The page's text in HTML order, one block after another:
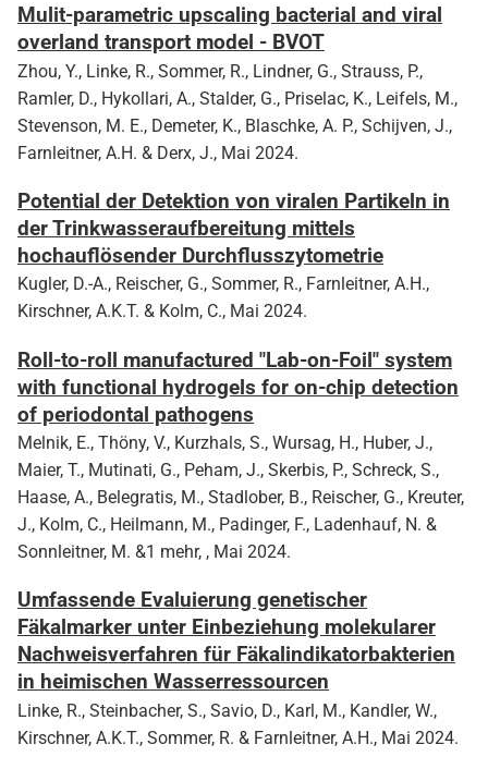
Mulit-parametric upscaling bacterial and viral
overland transport model - BVOT
Zhou, Y., Linke, R., Sommer, R., Lindner, G., Strauss, P.,
Ramler, D., Hykollari, A., Stalder, G., Priselac, K., Leifels, M.,
Stevenson, M. E., Demeter, K., Blaschke, A. P., Schijven, J.,
Farnleitner, A.H. & Derx, J., Mai 2024.
Potential der Detektion von viralen Partikeln in
der Trinkwasseraufbereitung mittels
hochauflösender Durchflusszytometrie
Kugler, D.-A., Reischer, G., Sommer, R., Farnleitner, A.H.,
Kirschner, A.K.T. & Kolm, C., Mai 2024.
Roll-to-roll manufactured "Lab-on-Foil" system
with functional hydrogels for on-chip detection
of periodontal pathogens
Melnik, E., Thöny, V., Kurzhals, S., Wursag, H., Huber, J.,
Maier, T., Mutinati, G., Peham, J., Skerbis, P., Schreck, S.,
Haase, A., Belegratis, M., Stadlober, B., Reischer, G., Kreuter,
J., Kolm, C., Heilmann, M., Padinger, F., Ladenhauf, N. &
Sonnleitner, M. &1 mehr, , Mai 2024.
Umfassende Evaluierung genetischer
Fäkalmarker unter Einbeziehung molekularer
Nachweisverfahren für Fäkalindikatorbakterien
in heimischen Wasserressourcen
Linke, R., Steinbacher, S., Savio, D., Karl, M., Kandler, W.,
Kirschner, A.K.T., Sommer, R. & Farnleitner, A.H., Mai 2024.